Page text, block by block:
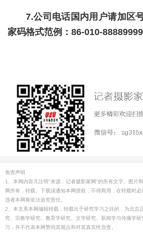
7.公司电话国内用户请加区
家码格式范例：86-010-88889999
免责声明
1、本网内容凡注明"来源：记者摄影家网"的所有文字、图片
网所有，转载、下载须通知本网授权，不得商用，在转载时
违者本网将依法追究责任。
2、本文系本网编辑转载，转载出于研究学习之目的，为北京
究、宗教学研究、教育学研究、文学研究、新闻学与传播学
习，并不代表本网赞同其观点和对其真实性负责。